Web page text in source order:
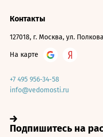
Контакты
127018, г. Москва, ул.
На карте
+7 495 956-34-58
info@vedomosti.ru